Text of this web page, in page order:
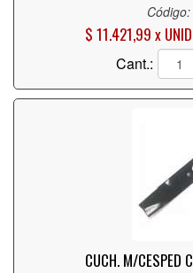
$ 11.421,99 x UNID
Cant.:
CUCH. M/CESPED